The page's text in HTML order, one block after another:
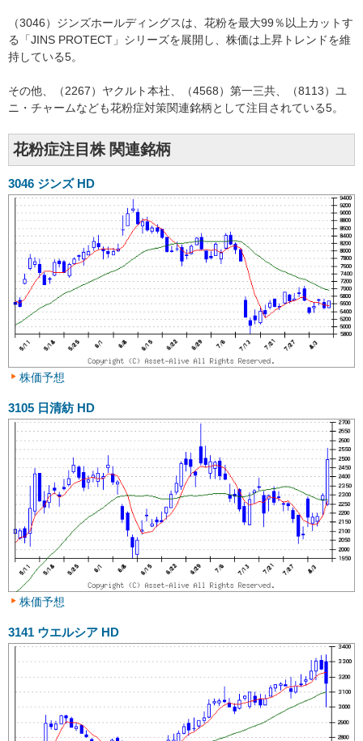
（3046）ジンズホールディングスは、花粉を最大99％以上カットす
る「JINS PROTECT」シリーズを展開し、株価は上昇トレンドを維
持している5。
その他、（2267）ヤクルト本社、（4568）第一三共、（8113）ユ
ニ・チャームなども花粉症対策関連銘柄として注目されている5。
花粉症注目株 関連銘柄
3046 ジンズ HD
株価予想
3105 日清紡 HD
株価予想
3141 ウエルシア HD